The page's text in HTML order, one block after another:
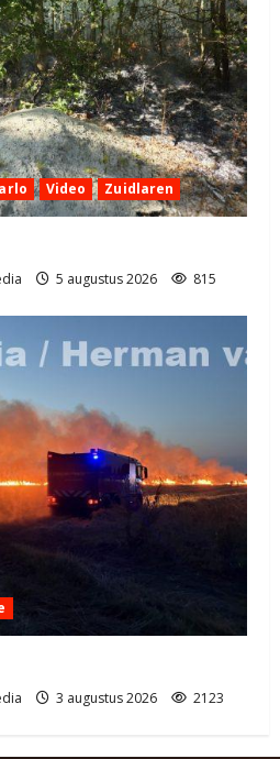
Video Zuidlaren
5 augustus 2026 815
3 augustus 2026 2123